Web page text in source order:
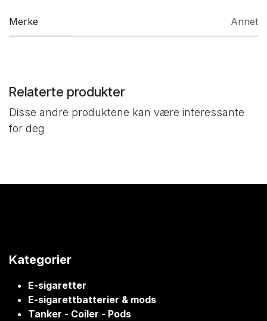
Merke Annet
Relaterte produkter
Disse andre produktene kan være interessante
for deg
Kategorier
E-sigaretter
E-sigarettbatterier & mods
Tanker - Coiler - Pods